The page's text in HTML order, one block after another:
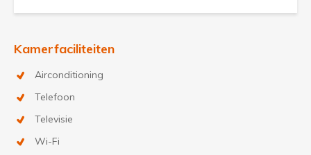
Kamerfaciliteiten
Airconditioning
Telefoon
Televisie
Wi-Fi